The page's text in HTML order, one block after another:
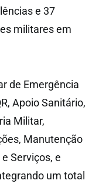
e 37
militares em
de Emergência
Apoio Sanitário,
Militar,
Manutenção
Serviços, e
um total